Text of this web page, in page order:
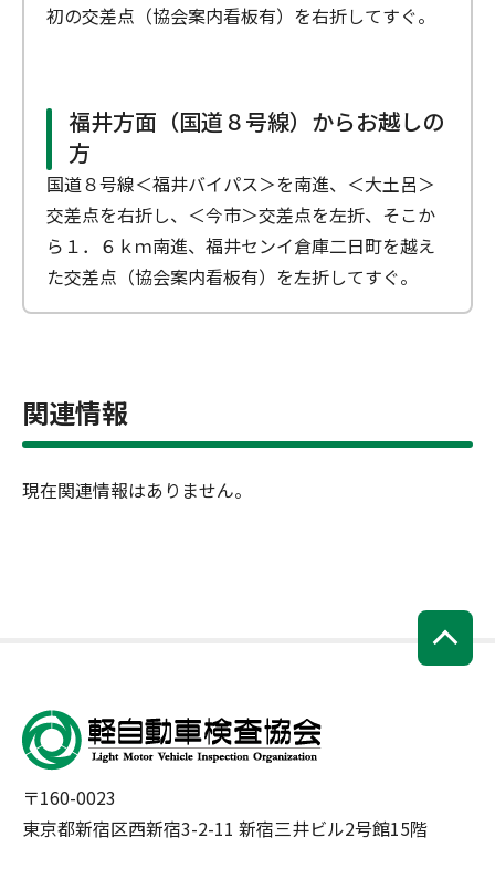
初の交差点（協会案内看板有）を右折してすぐ。
福井方面（国道８号線）からお越しの
方
国道８号線＜福井バイパス＞を南進、＜大土呂＞
交差点を右折し、＜今市＞交差点を左折、そこか
ら１．６ｋｍ南進、福井センイ倉庫二日町を越え
た交差点（協会案内看板有）を左折してすぐ。
関連情報
現在関連情報はありません。
〒160-0023
東京都新宿区西新宿3-2-11 新宿三井ビル2号館15階